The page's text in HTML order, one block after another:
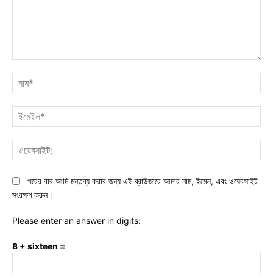
পরের বার আমি মন্তব্য করার জন্য এই ব্রাউজারে আমার নাম, ইমেল, এবং ওয়েবসাইট
সংরক্ষণ করুন।
Please enter an answer in digits:
8 + sixteen =